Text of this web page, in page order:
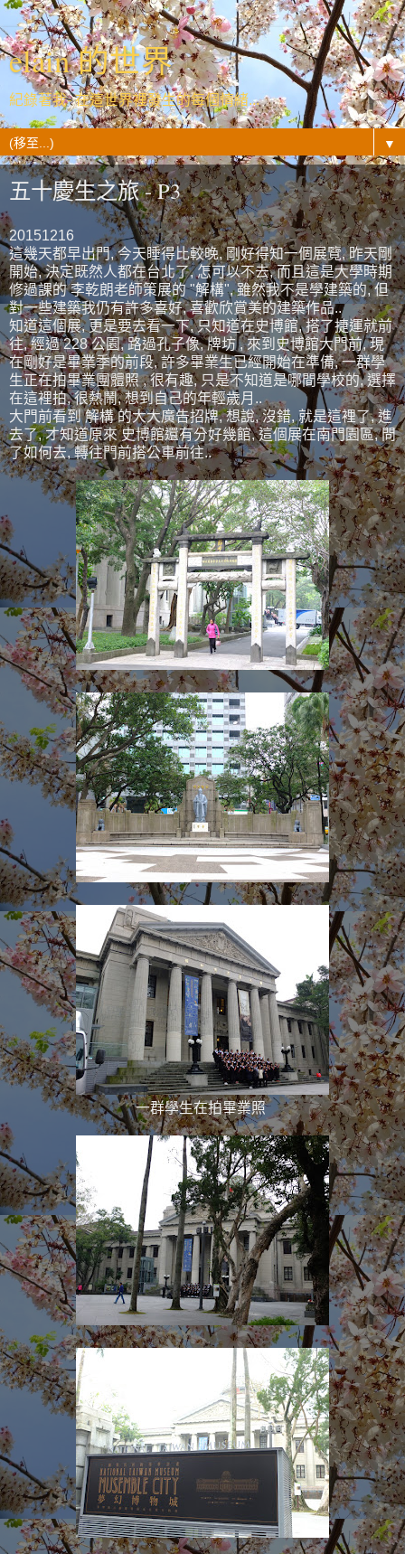
elain 的世界
紀錄著我- 在這世界裡發生的每個情緒...
▼
五十慶生之旅 - P3
20151216
這幾天都早出門, 今天睡得比較晚, 剛好得知一個展覽, 昨天剛
開始, 決定既然人都在台北了, 怎可以不去, 而且這是大學時期
修過課的 李乾朗老師策展的 "解構", 雖然我不是學建築的, 但
對一些建築我仍有許多喜好, 喜歡欣賞美的建築作品..
知道這個展, 更是要去看一下, 只知道在史博館, 搭了捷運就前
往, 經過 228 公園, 路過孔子像, 牌坊 , 來到史博館大門前, 現
在剛好是畢業季的前段, 許多畢業生已經開始在準備, 一群學
生正在拍畢業團體照 , 很有趣, 只是不知道是哪間學校的, 選擇
在這裡拍, 很熱鬧, 想到自己的年輕歲月..
大門前看到 解構 的大大廣告招牌, 想說, 沒錯, 就是這裡了, 進
去了, 才知道原來 史博館還有分好幾館, 這個展在南門園區, 問
了如何去, 轉往門前搭公車前往..
一群學生在拍畢業照